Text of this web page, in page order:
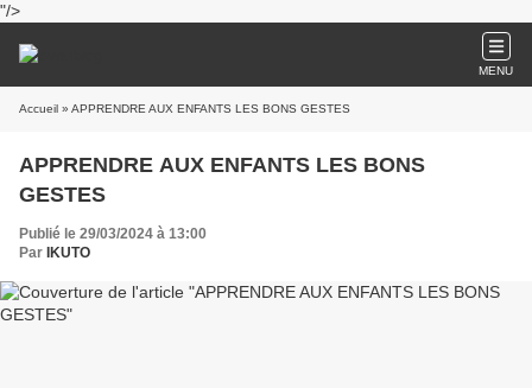
"/>
MENU
Accueil » APPRENDRE AUX ENFANTS LES BONS GESTES
APPRENDRE AUX ENFANTS LES BONS
GESTES
Publié le 29/03/2024 à 13:00
Par IKUTO